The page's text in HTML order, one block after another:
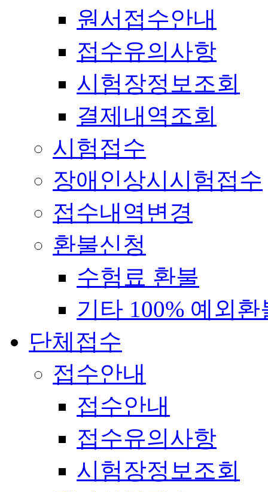
원서접수안내
접수유의사항
시험장정보조회
결제내역조회
시험접수
장애인상시시험접수
접수내역변경
환불신청
수험료 환불
기타 100% 예외환
단체접수
접수안내
접수안내
접수유의사항
시험장정보조회